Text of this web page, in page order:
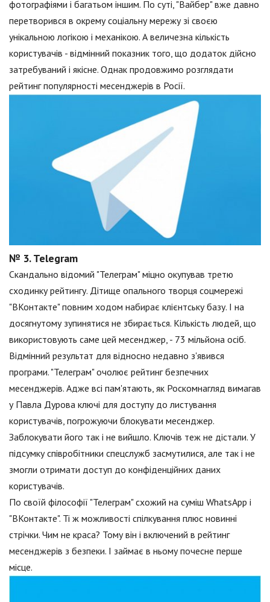
фотографіями і багатьом іншим. По суті, "Вайбер" вже давно
перетворився в окрему соціальну мережу зі своєю
унікальною логікою і механікою. А величезна кількість
користувачів - відмінний показник того, що додаток дійсно
затребуваний і якісне. Однак продовжимо розглядати
рейтинг популярності месенджерів в Росії.
№ 3. Telegram
Скандально відомий "Телеграм" міцно окупував третю
сходинку рейтингу. Дітище опального творця соцмережі
"ВКонтакте" повним ходом набирає клієнтську базу. І на
досягнутому зупинятися не збирається. Кількість людей, що
використовують саме цей месенджер, - 73 мільйона осіб.
Відмінний результат для відносно недавно з'явився
програми. "Телеграм" очолює рейтинг безпечних
месенджерів. Адже всі пам'ятають, як Роскомнагляд вимагав
у Павла Дурова ключі для доступу до листування
користувачів, погрожуючи блокувати месенджер.
Заблокувати його так і не вийшло. Ключів теж не дістали. У
підсумку співробітники спецслужб засмутилися, але так і не
змогли отримати доступ до конфіденційних даних
користувачів.
По своїй філософії "Телеграм" схожий на суміш WhatsApp і
"ВКонтакте". Ті ж можливості спілкування плюс новинні
стрічки. Чим не краса? Тому він і включений в рейтинг
месенджерів з безпеки. І займає в ньому почесне перше
місце.